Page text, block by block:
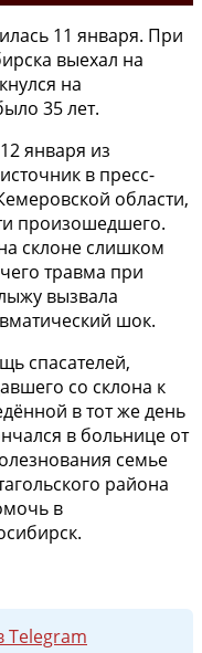
11 января. При
выехал на
на
35 лет.
января из
в пресс-
области,
произошедшего.
склоне слишком
травма при
вызвала
шок.
спасателей,
со склона к
в тот же день
в больнице от
семье
района
в
Telegram